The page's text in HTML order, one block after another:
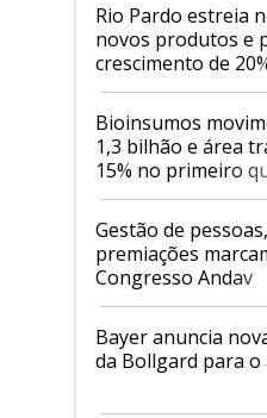
Rio Pardo estreia
novos produtos e
crescimento de
Bioinsumos
1,3 bilhão e área
15% no primeiro
de 2026
Gestão de
premiações
Congresso Andav
Bayer anuncia
da Bollgard para o